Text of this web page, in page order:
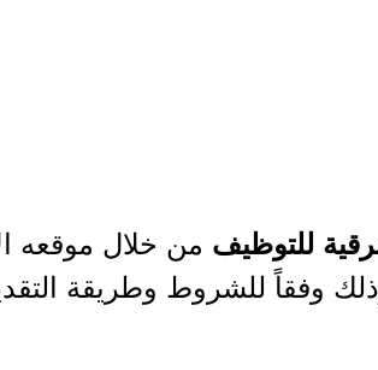
للتوظيف من خلال موقعه
وفقاً للشروط وطريقة